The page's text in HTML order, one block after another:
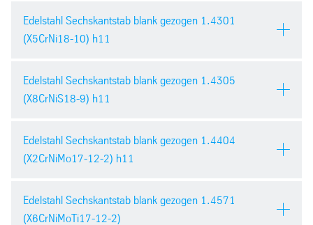
Werkstoff:
1.4104
Stärke (mm):
(mm):
blank
Edelstahl Sechskantstab blank gezogen 1.4301
(X5CrNi18-10) h11
Werkstoff:
1.4301 (X5CrNi18-
Stärke (mm): 10–55
Herstellungslängen
Hauptmaterial:
Edelstahl Sechskantstab blank gezogen 1.4305
(X8CrNiS18-9) h11
Werkstoff:
1.4305 (X8CrNiS18-
Stärke (mm):
Edelstahl Sechskantstab blank gezogen 1.4404
(X2CrNiMo17-12-2) h11
Werkstoff:
1.4404
Edelstahl Sechskantstab blank gezogen 1.4571
(X6CrNiMoTi17-12-2)